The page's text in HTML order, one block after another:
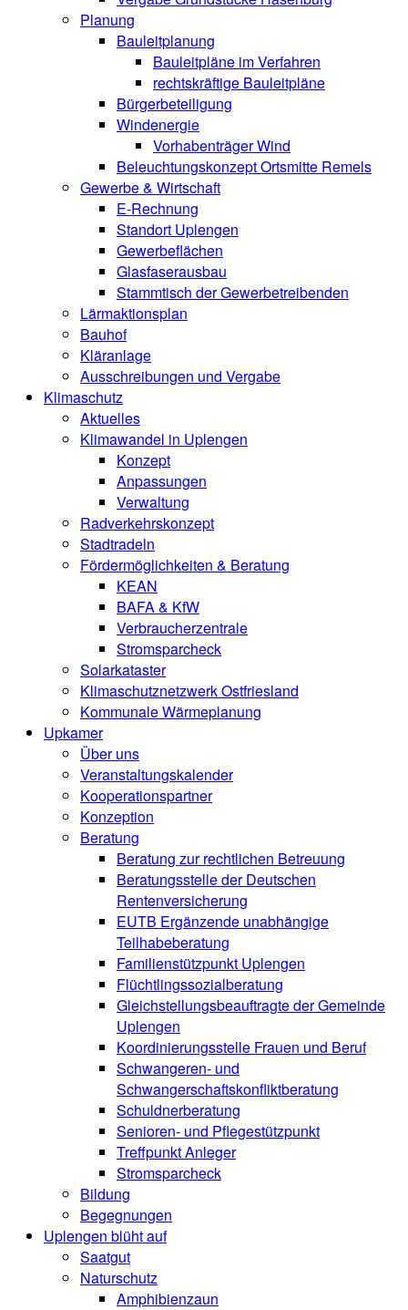
Planung
Bauleitplanung
Bauleitpläne im Verfahren
rechtskräftige Bauleitpläne
Bürgerbeteiligung
Windenergie
Vorhabenträger Wind
Beleuchtungskonzept Ortsmitte Remels
Gewerbe & Wirtschaft
E-Rechnung
Standort Uplengen
Gewerbeflächen
Glasfaserausbau
Stammtisch der Gewerbetreibenden
Lärmaktionsplan
Bauhof
Kläranlage
Ausschreibungen und Vergabe
Klimaschutz
Aktuelles
Klimawandel in Uplengen
Konzept
Anpassungen
Verwaltung
Radverkehrskonzept
Stadtradeln
Fördermöglichkeiten & Beratung
KEAN
BAFA & KfW
Verbraucherzentrale
Stromsparcheck
Solarkataster
Klimaschutznetzwerk Ostfriesland
Kommunale Wärmeplanung
Upkamer
Über uns
Veranstaltungskalender
Kooperationspartner
Konzeption
Beratung
Beratung zur rechtlichen Betreuung
Beratungsstelle der Deutschen
Rentenversicherung
EUTB Ergänzende unabhängige
Teilhabeberatung
Familienstützpunkt Uplengen
Flüchtlingssozialberatung
Gleichstellungsbeauftragte der Gemeinde
Uplengen
Koordinierungsstelle Frauen und Beruf
Schwangeren- und
Schwangerschaftskonfliktberatung
Schuldnerberatung
Senioren- und Pflegestützpunkt
Treffpunkt Anleger
Stromsparcheck
Bildung
Begegnungen
Uplengen blüht auf
Saatgut
Naturschutz
Amphibienzaun